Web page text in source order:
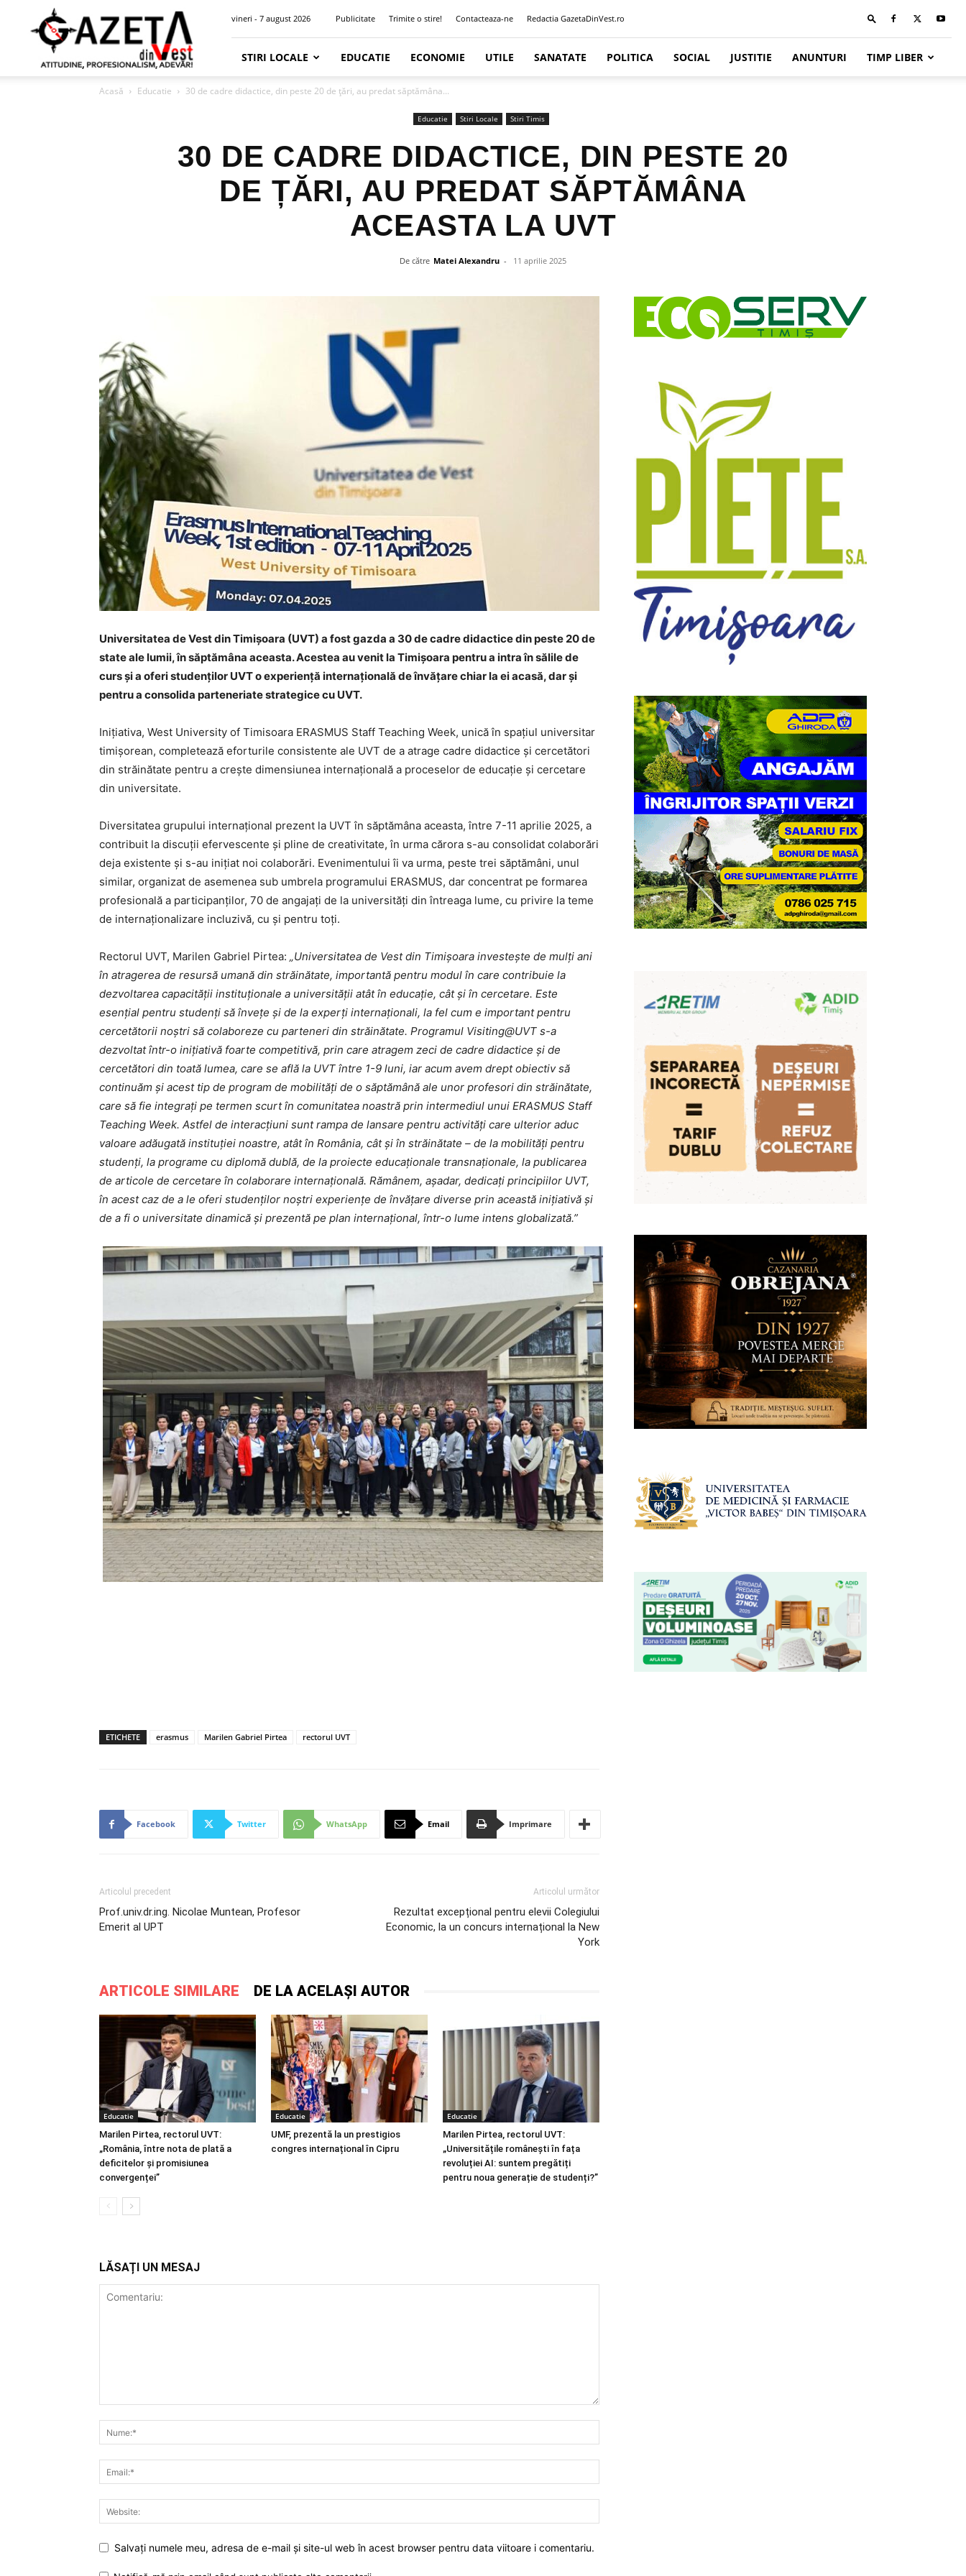
Gazeta
din
Vest
vineri - 7 august 2026 Publicitate Trimite o stire! Contacteaza-ne Redactia GazetaDinVest.ro
STIRI LOCALE EDUCATIE ECONOMIE UTILE SANATATE POLITICA SOCIAL JUSTITIE ANUNTURI TIMP LIBER
Acasă Educatie 30 de cadre didactice, din peste 20 de țări, au predat săptămâna...
Educatie Stiri Locale Stiri Timis
30 DE CADRE DIDACTICE, DIN PESTE 20
DE ȚĂRI, AU PREDAT SĂPTĂMÂNA
ACEASTA LA UVT
De către Matei Alexandru - 11 aprilie 2025
Universitatea de Vest din Timișoara (UVT) a fost gazda a 30 de cadre didactice din peste 20 de
state ale lumii, în săptămâna aceasta. Acestea au venit la Timișoara pentru a intra în sălile de
curs și a oferi studenților UVT o experiență internațională de învățare chiar la ei acasă, dar și
pentru a consolida parteneriate strategice cu UVT.
Inițiativa, West University of Timisoara ERASMUS Staff Teaching Week, unică în spațiul universitar
timișorean, completează eforturile consistente ale UVT de a atrage cadre didactice și cercetători
din străinătate pentru a crește dimensiunea internațională a proceselor de educație și cercetare
din universitate.
Diversitatea grupului internațional prezent la UVT în săptămâna aceasta, între 7-11 aprilie 2025, a
contribuit la discuții efervescente și pline de creativitate, în urma cărora s-au consolidat colaborări
deja existente și s-au inițiat noi colaborări. Evenimentului îi va urma, peste trei săptămâni, unul
similar, organizat de asemenea sub umbrela programului ERASMUS, dar concentrat pe formarea
profesională a participanților, 70 de angajați de la universități din întreaga lume, cu privire la teme
de internaționalizare incluzivă, cu și pentru toți.
Rectorul UVT, Marilen Gabriel Pirtea: „Universitatea de Vest din Timișoara investește de mulți ani
în atragerea de resursă umană din străinătate, importantă pentru modul în care contribuie la
dezvoltarea capacității instituționale a universității atât în educație, cât și în cercetare. Este
esențial pentru studenți să învețe și de la experți internaționali, la fel cum e important pentru
cercetătorii noștri să colaboreze cu parteneri din străinătate. Programul Visiting@UVT s-a
dezvoltat într-o inițiativă foarte competitivă, prin care atragem zeci de cadre didactice și de
cercetători din toată lumea, care se află la UVT între 1-9 luni, iar acum avem drept obiectiv să
continuăm și acest tip de program de mobilități de o săptămână ale unor profesori din străinătate,
care să fie integrați pe termen scurt în comunitatea noastră prin intermediul unui ERASMUS Staff
Teaching Week. Astfel de interacțiuni sunt rampa de lansare pentru activități care ulterior aduc
valoare adăugată instituției noastre, atât în România, cât și în străinătate – de la mobilități pentru
studenți, la programe cu diplomă dublă, de la proiecte educaționale transnaționale, la publicarea
de articole de cercetare în colaborare internațională. Rămânem, așadar, dedicați principiilor UVT,
în acest caz de a le oferi studenților noștri experiențe de învățare diverse prin această inițiativă și
de a fi o universitate dinamică și prezentă pe plan internațional, într-o lume intens globalizată.”
ETICHETE erasmus Marilen Gabriel Pirtea rectorul UVT
Facebook Twitter WhatsApp Email Imprimare
Articolul precedent
Prof.univ.dr.ing. Nicolae Muntean, Profesor
Emerit al UPT
Articolul următor
Rezultat excepțional pentru elevii Colegiului
Economic, la un concurs internațional la New
York
ARTICOLE SIMILARE DE LA ACELAȘI AUTOR
Educatie
Marilen Pirtea, rectorul UVT:
„România, între nota de plată a
deficitelor și promisiunea
convergenței”
Educatie
UMF, prezentă la un prestigios
congres internațional în Cipru
Educatie
Marilen Pirtea, rectorul UVT:
„Universitățile românești în fața
revoluției AI: suntem pregătiți
pentru noua generație de studenți?”
LĂSAȚI UN MESAJ
Salvați numele meu, adresa de e-mail și site-ul web în acest browser pentru data viitoare i comentariu.